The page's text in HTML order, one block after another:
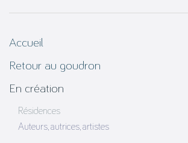
Accueil
Retour au goudron
En création
Résidences
Auteurs, autrices, artistes